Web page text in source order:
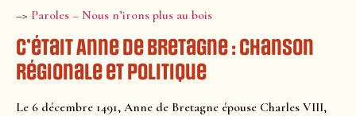
–> Paroles – Nous n’irons plus au bois
C’était Anne de Bretagne : chanson
régionale et politique
Le 6 décembre 1491, Anne de Bretagne épouse Charles VIII,